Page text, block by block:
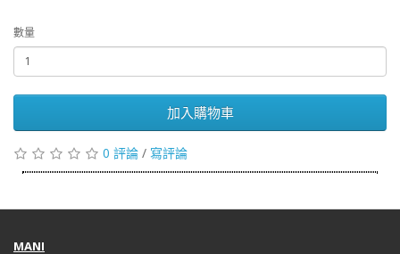
數量
加入購物車
0 評論 / 寫評論
MANI